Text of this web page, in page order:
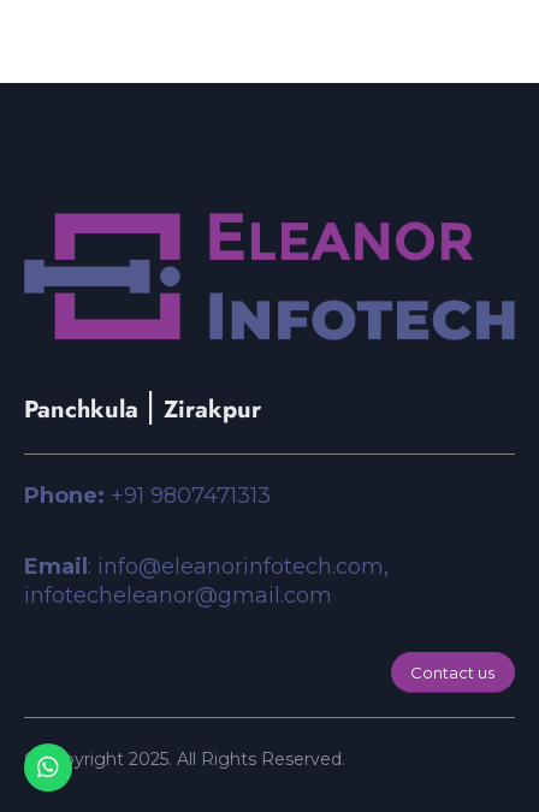
Panchkula | Zirakpur
Phone: +91 9807471313
Email : info@eleanorinfotech.com,
infotecheleanor@gmail.com
Contact us
© copyright 2025. All Rights Reserved.